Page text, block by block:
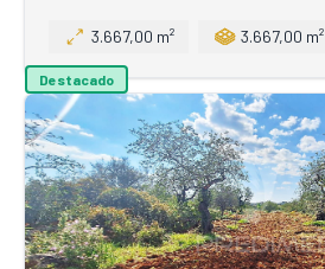
3.667,00 m² 3.667,00 m²
Destacado